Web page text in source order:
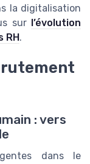
la digitalisation
sur l’évolution
RH.
: vers
dans le